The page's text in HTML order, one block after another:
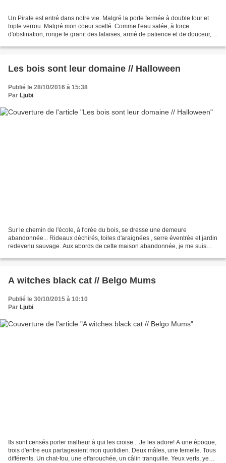
Un Pirate est entré dans notre vie. Malgré la porte fermée à double tour et
triple verrou. Malgré mon coeur scellé. Comme l'eau salée, à force
d'obstination, ronge le granit des falaises, armé de patience et de douceur, il
Les bois sont leur domaine // Halloween
Publié le 28/10/2016 à 15:38
Par Ljubi
Sur le chemin de l'école, à l'orée du bois, se dresse une demeure
abandonnée... Rideaux déchirés, toiles d'araignées , serre éventrée et jardin
redevenu sauvage. Aux abords de cette maison abandonnée, je me suis
A witches black cat // Belgo Mums
Publié le 30/10/2015 à 10:10
Par Ljubi
Ils sont censés porter malheur à qui les croise... Je les adore! A une époque,
trois d'entre eux partageaient mon quotidien. Deux mâles, une femelle. Tous
différents. Un chat-fou, une effarouchée, un câlin tranquille. Yeux verts, yeux